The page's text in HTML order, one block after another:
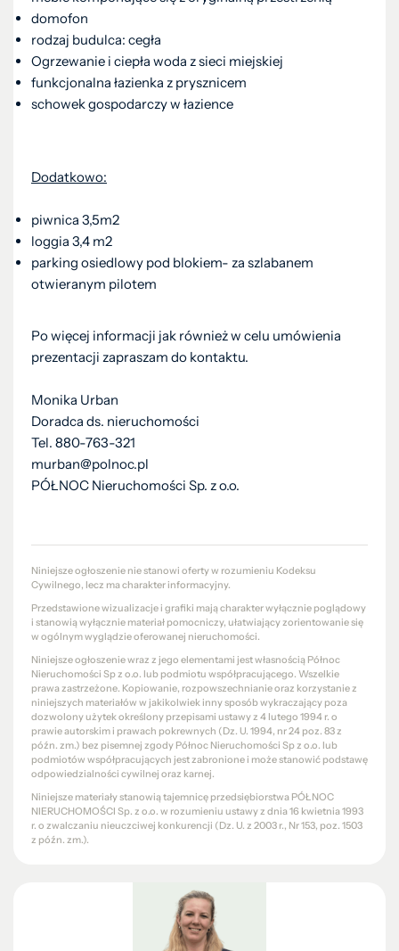
domofon
rodzaj budulca: cegła
Ogrzewanie i ciepła woda z sieci miejskiej
funkcjonalna łazienka z prysznicem
schowek gospodarczy w łazience
Dodatkowo:
piwnica 3,5m2
loggia 3,4 m2
parking osiedlowy pod blokiem- za szlabanem
otwieranym pilotem
Po więcej informacji jak również w celu umówienia
prezentacji zapraszam do kontaktu.
Monika Urban
Doradca ds. nieruchomości
Tel. 880-763-321
murban@polnoc.pl
PÓŁNOC Nieruchomości Sp. z o.o.
Niniejsze ogłoszenie nie stanowi oferty w rozumieniu Kodeksu
Cywilnego, lecz ma charakter informacyjny.
Przedstawione wizualizacje i grafiki mają charakter wyłącznie poglądowy
i stanowią wyłącznie materiał pomocniczy, ułatwiający zorientowanie się
w ogólnym wyglądzie oferowanej nieruchomości.
Niniejsze ogłoszenie wraz z jego elementami jest własnością Północ
Nieruchomości Sp z o.o. lub podmiotu współpracującego. Wszelkie
prawa zastrzeżone. Kopiowanie, rozpowszechnianie oraz korzystanie z
niniejszych materiałów w jakikolwiek inny sposób wykraczający poza
dozwolony użytek określony przepisami ustawy z 4 lutego 1994 r. o
prawie autorskim i prawach pokrewnych (Dz. U. 1994, nr 24 poz. 83 z
późn. zm.) bez pisemnej zgody Północ Nieruchomości Sp z o.o. lub
podmiotów współpracujących jest zabronione i może stanowić podstawę
odpowiedzialności cywilnej oraz karnej.
Niniejsze materiały stanowią tajemnicę przedsiębiorstwa PÓŁNOC
NIERUCHOMOŚCI Sp. z o.o. w rozumieniu ustawy z dnia 16 kwietnia 1993
r. o zwalczaniu nieuczciwej konkurencji (Dz. U. z 2003 r., Nr 153, poz. 1503
z późn. zm.).